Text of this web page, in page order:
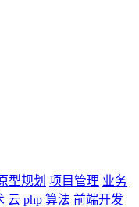
型规划 项目管理 业务
云 php 算法 前端开发